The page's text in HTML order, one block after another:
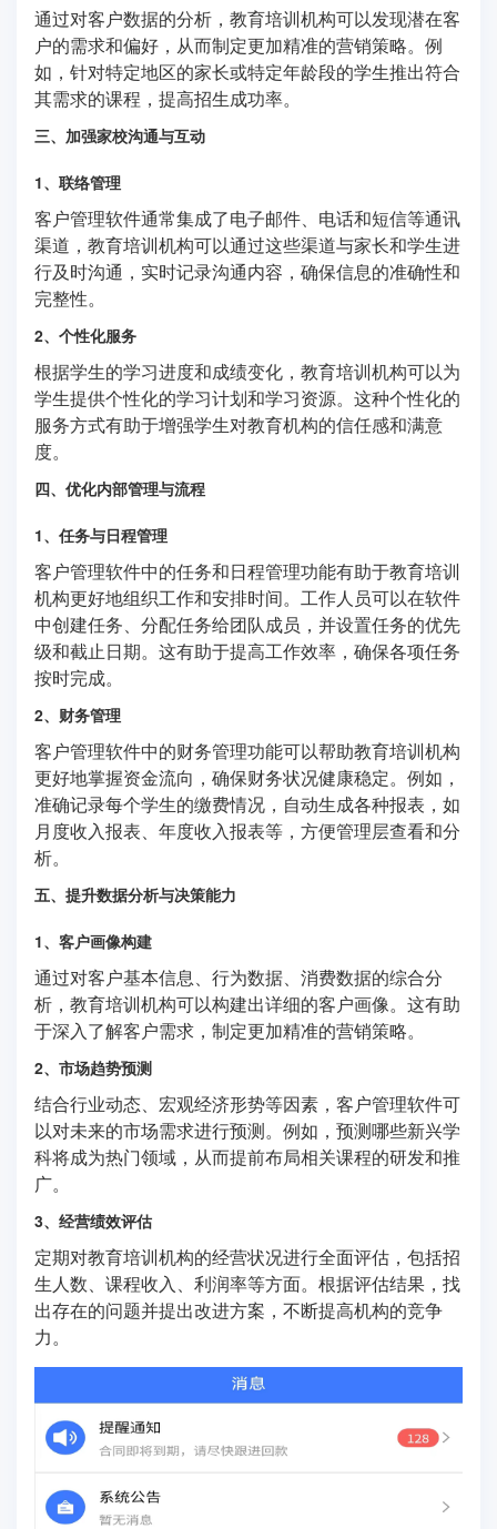
通过对客户数据的分析，教育培训机构可以发现潜在客
户的需求和偏好，从而制定更加精准的营销策略。例
如，针对特定地区的家长或特定年龄段的学生推出符合
其需求的课程，提高招生成功率。
三、加强家校沟通与互动
1、联络管理
客户管理软件通常集成了电子邮件、电话和短信等通讯
渠道，教育培训机构可以通过这些渠道与家长和学生进
行及时沟通，实时记录沟通内容，确保信息的准确性和
完整性。
2、个性化服务
根据学生的学习进度和成绩变化，教育培训机构可以为
学生提供个性化的学习计划和学习资源。这种个性化的
服务方式有助于增强学生对教育机构的信任感和满意
度。
四、优化内部管理与流程
1、任务与日程管理
客户管理软件中的任务和日程管理功能有助于教育培训
机构更好地组织工作和安排时间。工作人员可以在软件
中创建任务、分配任务给团队成员，并设置任务的优先
级和截止日期。这有助于提高工作效率，确保各项任务
按时完成。
2、财务管理
客户管理软件中的财务管理功能可以帮助教育培训机构
更好地掌握资金流向，确保财务状况健康稳定。例如，
准确记录每个学生的缴费情况，自动生成各种报表，如
月度收入报表、年度收入报表等，方便管理层查看和分
析。
五、提升数据分析与决策能力
1、客户画像构建
通过对客户基本信息、行为数据、消费数据的综合分
析，教育培训机构可以构建出详细的客户画像。这有助
于深入了解客户需求，制定更加精准的营销策略。
2、市场趋势预测
结合行业动态、宏观经济形势等因素，客户管理软件可
以对未来的市场需求进行预测。例如，预测哪些新兴学
科将成为热门领域，从而提前布局相关课程的研发和推
广。
3、经营绩效评估
定期对教育培训机构的经营状况进行全面评估，包括招
生人数、课程收入、利润率等方面。根据评估结果，找
出存在的问题并提出改进方案，不断提高机构的竞争
力。